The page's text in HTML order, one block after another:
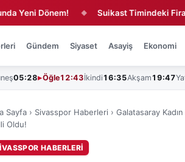
Dönem! ◆ Suikast Timindeki Firari
Gündem Siyaset Asayiş Ekonomi
05:28 Öğle12:43İkindi 16:35Akşam 19:47
Sayfa › Sivasspor Haberleri › Galatasaray
Oldu!
HABERLERI